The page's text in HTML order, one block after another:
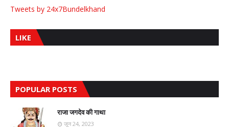
Tweets by 24x7Bundelkhand
LIKE
POPULAR POSTS
राजा जगदेव की गाथा
जून 24, 2023